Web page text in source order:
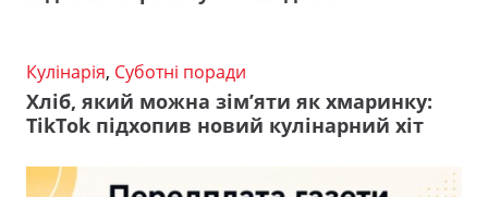
Кулінарія, Суботні поради
Хліб, який можна зім’яти як хмаринку:
TikTok підхопив новий кулінарний хіт